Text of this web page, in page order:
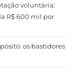
voluntária:
R$ 600 mil por
os bastidores